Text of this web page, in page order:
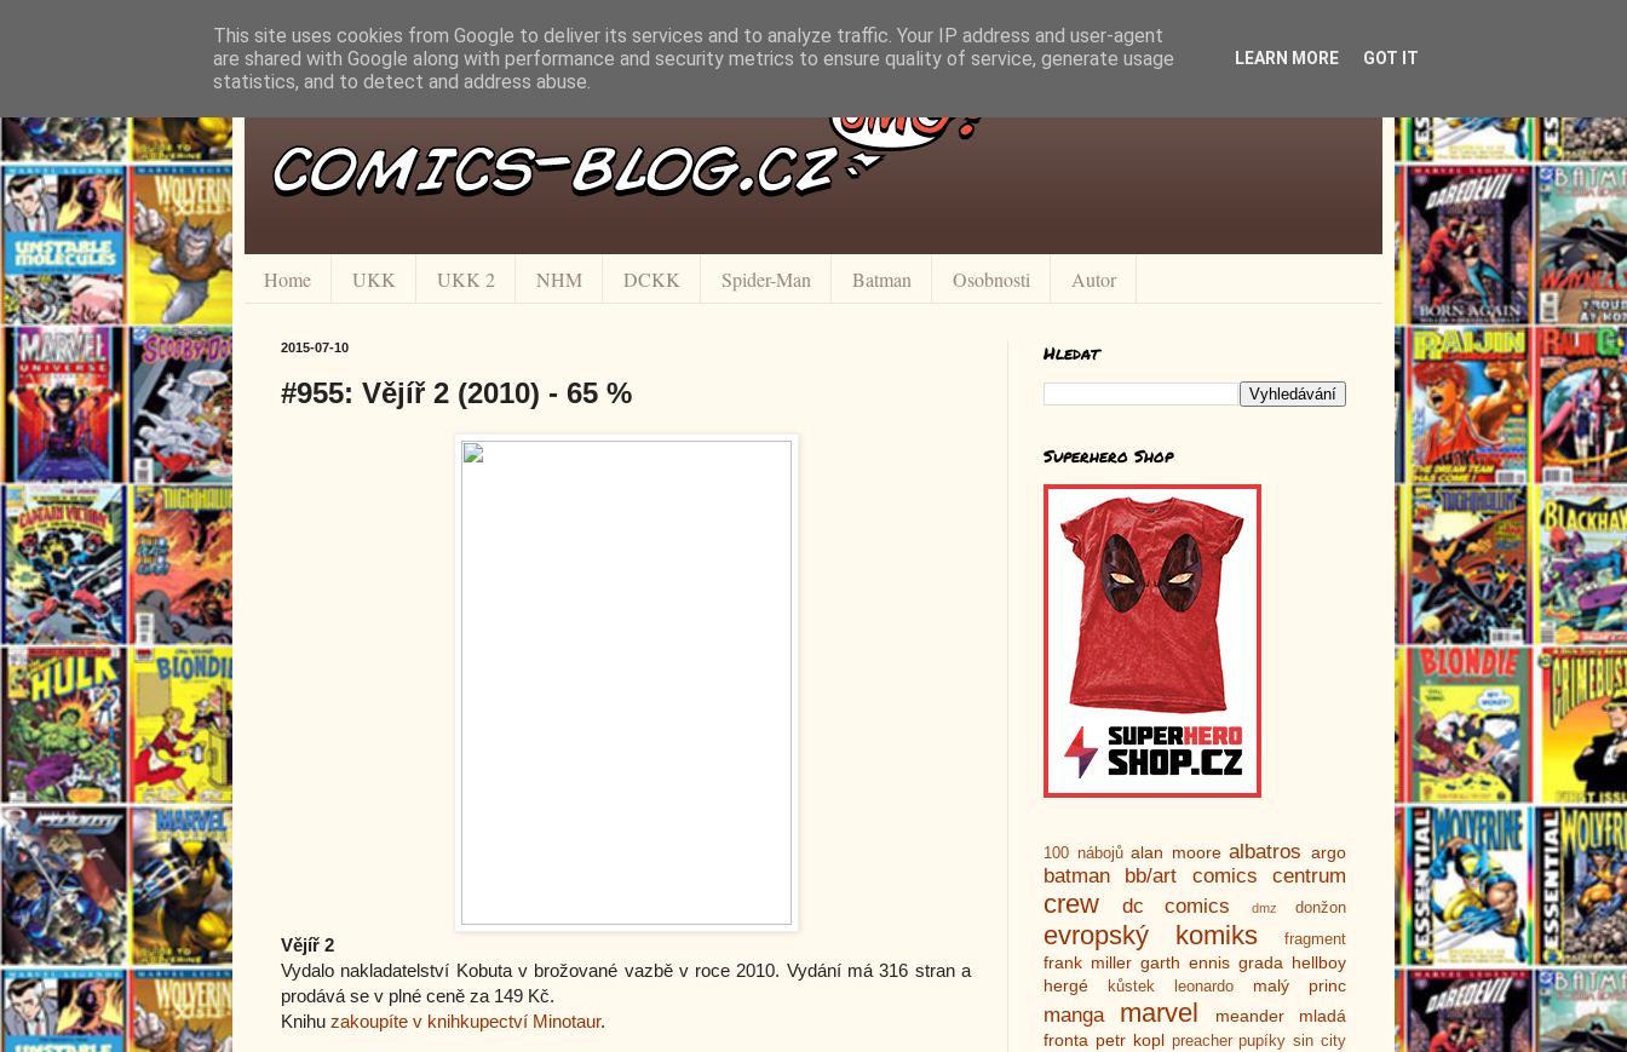
Home UKK UKK 2 NHM DCKK Spider-Man Batman Osobnosti Autor
2015-07-10
#955: Vějíř 2 (2010) - 65 %
Vějíř 2
Vydalo nakladatelství Kobuta v brožované vazbě v roce 2010. Vydání má 316 stran a
prodává se v plné ceně za 149 Kč.
Knihu zakoupíte v knihkupectví Minotaur.
Hledat
Superhero Shop
100 nábojů alan moore albatros argo
batman bb/art comics centrum
crew dc comics dmz donžon
evropský komiks fragment
frank miller garth ennis grada hellboy
hergé
kůstek leonardo malý princ
manga marvel meander
mladá
fronta petr kopl preacher pupíky sin city
This site uses cookies from Google to deliver its services and to analyze traffic. Your IP address and user-agent
are shared with Google along with performance and security metrics to ensure quality of service, generate usage
statistics, and to detect and address abuse.
LEARN MORE GOT IT